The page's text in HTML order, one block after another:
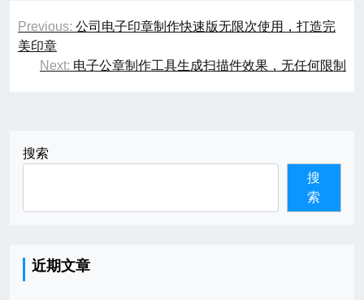
文
章
Previous: 公司电子印章制作快速版无限次使用，打造完
美印章
Next: 电子公章制作工具生成扫描件效果，无任何限制
搜索
搜
索
近期文章